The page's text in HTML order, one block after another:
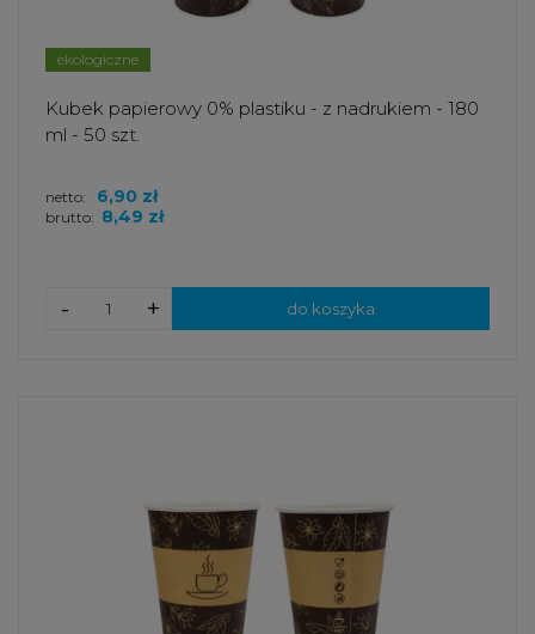
ekologiczne
Kubek papierowy 0% plastiku - z nadrukiem - 180
ml - 50 szt.
brutto: 8,49 zł
netto: 6,90 zł
+
- do koszyka